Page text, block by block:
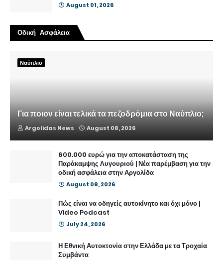
August 01, 2026
Οδική Ασφάλεια
Ναύπλιο
Για ποιον είναι τελικά τα πεζοδρόμια στο Ναύπλιο;
Argolidas News August 08, 2026
600.000 ευρώ για την αποκατάσταση της
Παράκαμψης Λυγουριού | Νέα παρέμβαση για την
οδική ασφάλεια στην Αργολίδα
August 08, 2026
Πώς είναι να οδηγείς αυτοκίνητο και όχι μόνο |
Video Podcast
July 24, 2026
Η Εθνική Αυτοκτονία στην Ελλάδα με τα Τροχαία
Συμβάντα